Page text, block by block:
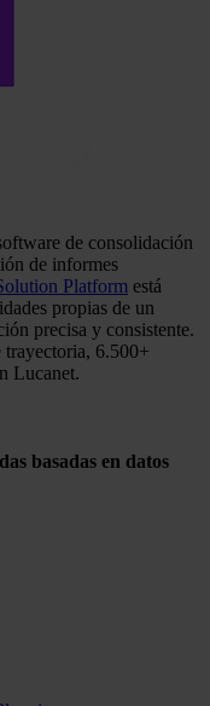
de consolidación
de informes
Platform está
propias de un
precisa y consistente.
trayectoria, 6.500+
Lucanet.
basadas en datos